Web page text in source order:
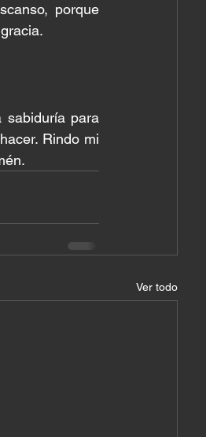
porque
sabiduría para
Rindo mi
Ver todo